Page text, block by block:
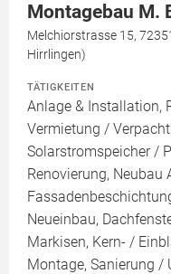
Montagebau M.
Melchiorstrasse 15,
Hirrlingen)
TÄTIGKEITEN
Anlage & Installation,
Vermietung /
Solarstromspeicher /
Renovierung, Neubau
Neueinbau,
Markisen, Kern- /
Montage, Sanierung /